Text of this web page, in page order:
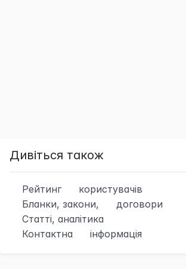
Дивіться також
Рейтинг
користувачів
Бланки, закони,
договори
Статті, аналітика
Контактна
інформація